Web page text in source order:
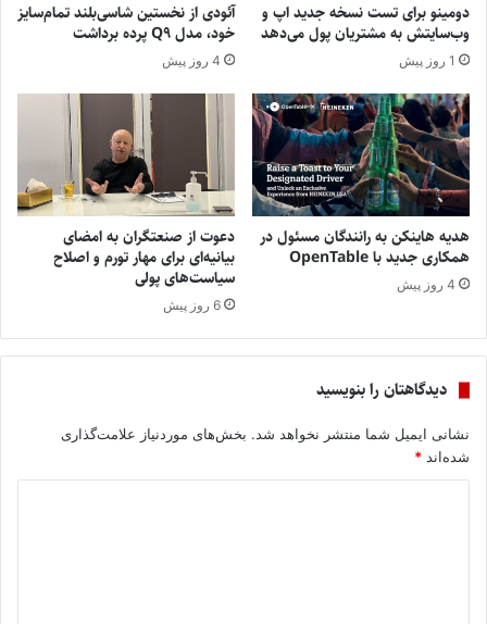
دومینو برای تست نسخه جدید اپ و
وب‌سایتش به مشتریان پول می‌دهد
1 روز پیش
آئودی از نخستین شاسی‌بلند تمام‌سایز
خود، مدل Q9 پرده برداشت
4 روز پیش
هدیه هاینکن به رانندگان مسئول در
همکاری جدید با OpenTable
4 روز پیش
دعوت از صنعتگران به امضای
بیانیه‌ای برای مهار تورم و اصلاح
سیاست‌های پولی
6 روز پیش
دیدگاهتان را بنویسید
نشانی ایمیل شما منتشر نخواهد شد. بخش‌های موردنیاز علامت‌گذاری
شده‌اند *